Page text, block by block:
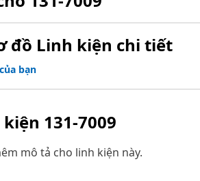
đồ Linh kiện chi tiết
bạn
kiện 131-7009
mô tả cho linh kiện này.